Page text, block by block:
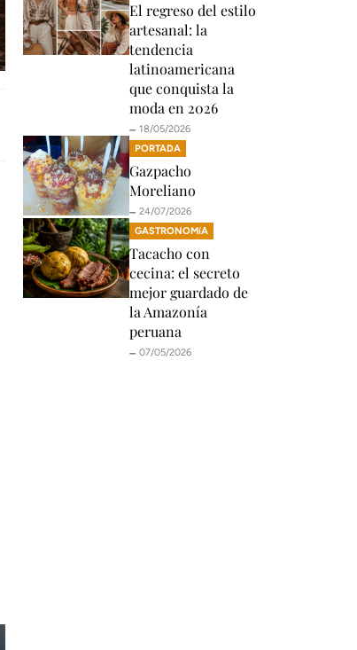
El regreso del estilo
artesanal: la
tendencia
latinoamericana
que conquista la
moda en 2026
🗕️ 18/05/2026
PORTADA
Gazpacho
Moreliano
🗕️ 24/07/2026
GASTRONOMíA
Tacacho con
cecina: el secreto
mejor guardado de
la Amazonía
peruana
🗕️ 07/05/2026